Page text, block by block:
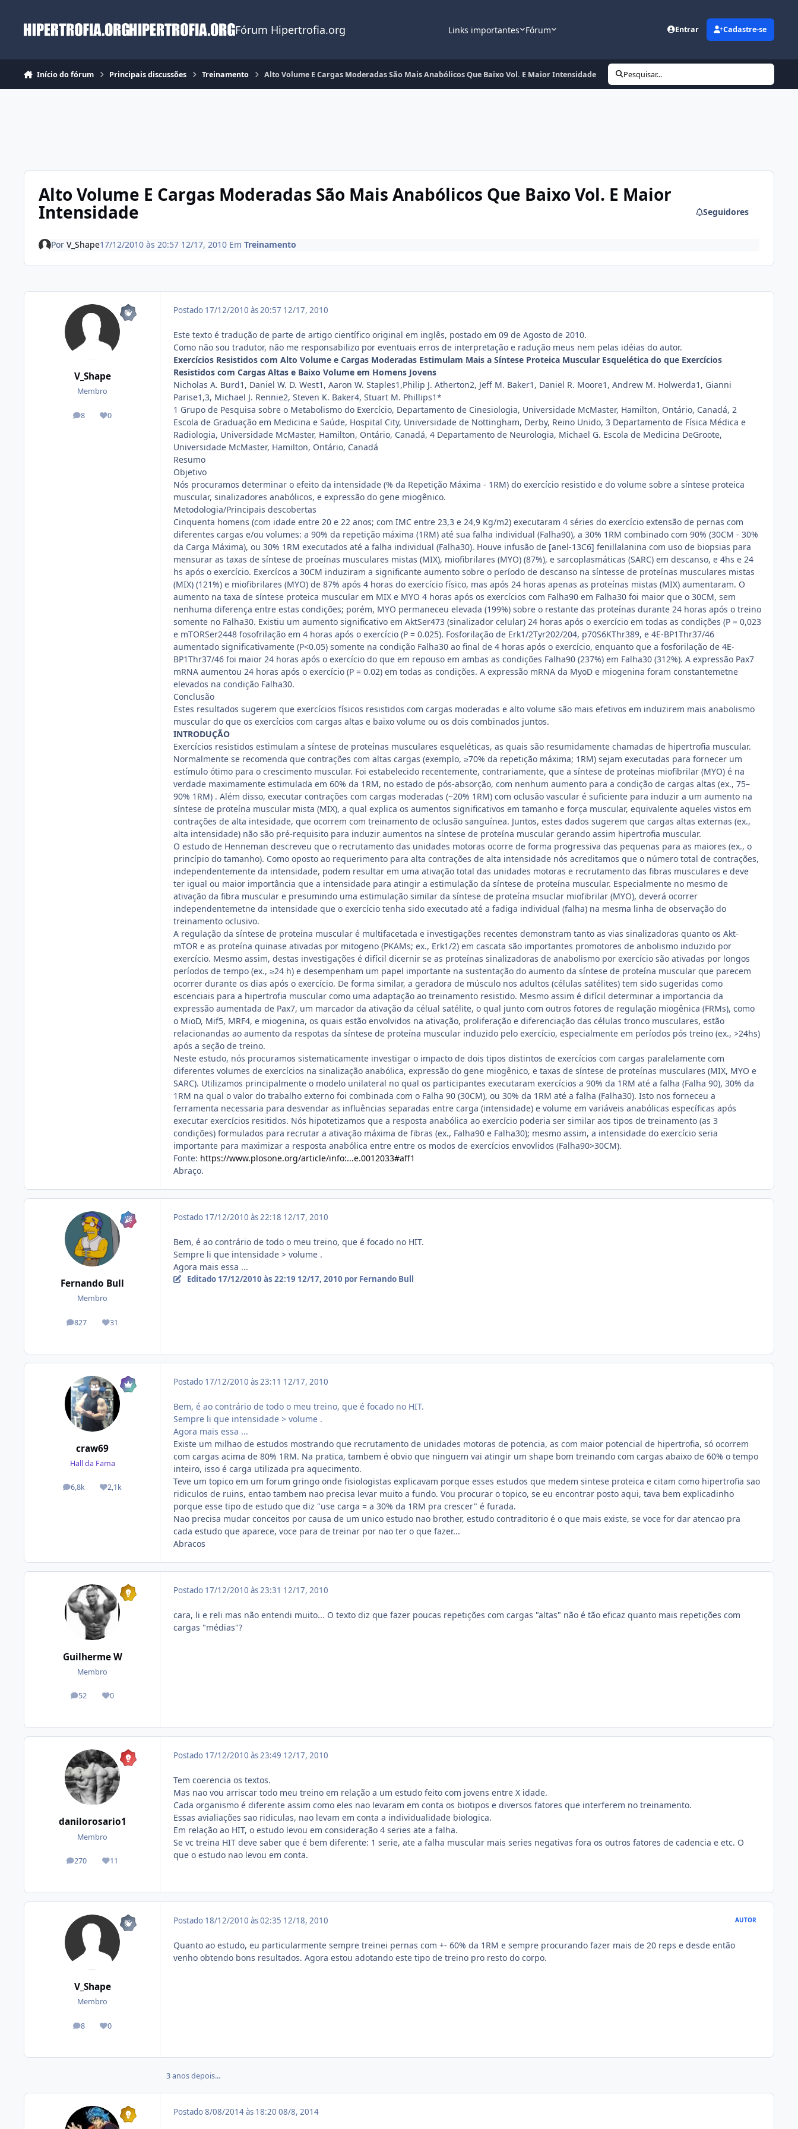
Fórum Hipertrofia.org Links importantes Fórum Entrar Cadastre-se
Início do fórum Principais discussões Treinamento Alto Volume E Cargas Moderadas São Mais Anabólicos Que Baixo Vol. E Maior Intensidade Pesquisar...
Alto Volume E Cargas Moderadas São Mais Anabólicos Que Baixo Vol. E Maior
Intensidade Seguidores
Por V_Shape17/12/2010 às 20:57 12/17, 2010 Em Treinamento
V_Shape
Membro
8
posts 0
Reputação
Postado 17/12/2010 às 20:57 12/17, 2010
Este texto é tradução de parte de artigo científico original em inglês, postado em 09 de Agosto de 2010.
Como não sou tradutor, não me responsabilizo por eventuais erros de interpretação e radução meus nem pelas idéias do autor.
Exercícios Resistidos com Alto Volume e Cargas Moderadas Estimulam Mais a Síntese Proteica Muscular Esquelética do que Exercícios
Resistidos com Cargas Altas e Baixo Volume em Homens Jovens
Nicholas A. Burd1, Daniel W. D. West1, Aaron W. Staples1,Philip J. Atherton2, Jeff M. Baker1, Daniel R. Moore1, Andrew M. Holwerda1, Gianni
Parise1,3, Michael J. Rennie2, Steven K. Baker4, Stuart M. Phillips1*
1 Grupo de Pesquisa sobre o Metabolismo do Exercício, Departamento de Cinesiologia, Universidade McMaster, Hamilton, Ontário, Canadá, 2
Escola de Graduação em Medicina e Saúde, Hospital City, Universidade de Nottingham, Derby, Reino Unido, 3 Departamento de Física Médica e
Radiologia, Universidade McMaster, Hamilton, Ontário, Canadá, 4 Departamento de Neurologia, Michael G. Escola de Medicina DeGroote,
Universidade McMaster, Hamilton, Ontário, Canadá
Resumo
Objetivo
Nós procuramos determinar o efeito da intensidade (% da Repetição Máxima - 1RM) do exercício resistido e do volume sobre a síntese proteica
muscular, sinalizadores anabólicos, e expressão do gene miogênico.
Metodologia/Principais descobertas
Cinquenta homens (com idade entre 20 e 22 anos; com IMC entre 23,3 e 24,9 Kg/m2) executaram 4 séries do exercício extensão de pernas com
diferentes cargas e/ou volumes: a 90% da repetição máxima (1RM) até sua falha individual (Falha90), a 30% 1RM combinado com 90% (30CM - 30%
da Carga Máxima), ou 30% 1RM executados até a falha individual (Falha30). Houve infusão de [anel-13C6] fenillalanina com uso de biopsias para
mensurar as taxas de síntese de proeínas musculares mistas (MIX), miofibrilares (MYO) (87%), e sarcoplasmáticas (SARC) em descanso, e 4hs e 24
hs após o exercício. Exercícos a 30CM induziram a significante aumento sobre o período de descanso na síntesse de proteínas musculares mistas
(MIX) (121%) e miofibrilares (MYO) de 87% após 4 horas do exercício físico, mas após 24 horas apenas as proteínas mistas (MIX) aumentaram. O
aumento na taxa de síntese proteica muscular em MIX e MYO 4 horas após os exercícios com Falha90 em Falha30 foi maior que o 30CM, sem
nenhuma diferença entre estas condições; porém, MYO permaneceu elevada (199%) sobre o restante das proteínas durante 24 horas após o treino
somente no Falha30. Existiu um aumento significativo em AktSer473 (sinalizador celular) 24 horas após o exercício em todas as condições (P = 0,023
e mTORSer2448 fosofrilação em 4 horas após o exercício (P = 0.025). Fosforilação de Erk1/2Tyr202/204, p70S6KThr389, e 4E-BP1Thr37/46
aumentado significativamente (P<0.05) somente na condição Falha30 ao final de 4 horas após o exercício, enquanto que a fosforilação de 4E-
BP1Thr37/46 foi maior 24 horas após o exercício do que em repouso em ambas as condições Falha90 (237%) em Falha30 (312%). A expressão Pax7
mRNA aumentou 24 horas após o exercício (P = 0.02) em todas as condições. A expressão mRNA da MyoD e miogenina foram constantemetne
elevados na condição Falha30.
Conclusão
Estes resultados sugerem que exercícios físicos resistidos com cargas moderadas e alto volume são mais efetivos em induzirem mais anabolismo
muscular do que os exercícios com cargas altas e baixo volume ou os dois combinados juntos.
INTRODUÇÃO
Exercícios resistidos estimulam a síntese de proteínas musculares esqueléticas, as quais são resumidamente chamadas de hipertrofia muscular.
Normalmente se recomenda que contrações com altas cargas (exemplo, ≥70% da repetição máxima; 1RM) sejam executadas para fornecer um
estímulo ótimo para o crescimento muscular. Foi estabelecido recentemente, contrariamente, que a síntese de proteínas miofibrilar (MYO) é na
verdade maximamente estimulada em 60% da 1RM, no estado de pós-absorção, com nenhum aumento para a condição de cargas altas (ex., 75–
90% 1RM) . Além disso, executar contrações com cargas moderadas (~20% 1RM) com oclusão vascular é suficiente para induzir a um aumento na
síntese de proteína muscular mista (MIX), a qual explica os aumentos significativos em tamanho e força muscular, equivalente aqueles vistos em
contrações de alta intesidade, que ocorrem com treinamento de oclusão sanguínea. Juntos, estes dados sugerem que cargas altas externas (ex.,
alta intensidade) não são pré-requisito para induzir aumentos na síntese de proteína muscular gerando assim hipertrofia muscular.
O estudo de Henneman descreveu que o recrutamento das unidades motoras ocorre de forma progressiva das pequenas para as maiores (ex., o
princípio do tamanho). Como oposto ao requerimento para alta contrações de alta intensidade nós acreditamos que o número total de contrações,
independentemente da intensidade, podem resultar em uma ativação total das unidades motoras e recrutamento das fibras musculares e deve
ter igual ou maior importância que a intensidade para atingir a estimulação da síntese de proteína muscular. Especialmente no mesmo de
ativação da fibra muscular e presumindo uma estimulação similar da síntese de proteína msuclar miofibrilar (MYO), deverá ocorrer
independentemetne da intensidade que o exercício tenha sido executado até a fadiga individual (falha) na mesma linha de observação do
treinamento oclusivo.
A regulação da síntese de proteína muscular é multifacetada e investigações recentes demonstram tanto as vias sinalizadoras quanto os Akt-
mTOR e as proteína quinase ativadas por mitogeno (PKAMs; ex., Erk1/2) em cascata são importantes promotores de anbolismo induzido por
exercício. Mesmo assim, destas investigações é difícil dicernir se as proteínas sinalizadoras de anabolismo por exercício são ativadas por longos
períodos de tempo (ex., ≥24 h) e desempenham um papel importante na sustentação do aumento da síntese de proteína muscular que parecem
ocorrer durante os dias após o exercício. De forma similar, a geradora de músculo nos adultos (células satélites) tem sido sugeridas como
escenciais para a hipertrofia muscular como uma adaptação ao treinamento resistido. Mesmo assim é difícil determinar a importancia da
expressão aumentada de Pax7, um marcador da ativação da célual satélite, o qual junto com outros fotores de regulação miogênica (FRMs), como
o MioD, Mif5, MRF4, e miogenina, os quais estão envolvidos na ativação, proliferação e diferenciação das células tronco musculares, estão
relacionandas ao aumento da respotas da síntese de proteína muscular induzido pelo exercício, especialmente em períodos pós treino (ex., >24hs)
após a seção de treino.
Neste estudo, nós procuramos sistematicamente investigar o impacto de dois tipos distintos de exercícios com cargas paralelamente com
diferentes volumes de exercícios na sinalização anabólica, expressão do gene miogênico, e taxas de síntese de proteínas musculares (MIX, MYO e
SARC). Utilizamos principalmente o modelo unilateral no qual os participantes executaram exercícios a 90% da 1RM até a falha (Falha 90), 30% da
1RM na qual o valor do trabalho externo foi combinada com o Falha 90 (30CM), ou 30% da 1RM até a falha (Falha30). Isto nos forneceu a
ferramenta necessaria para desvendar as influências separadas entre carga (intensidade) e volume em variáveis anabólicas específicas após
executar exercícios resitidos. Nós hipotetizamos que a resposta anabólica ao exercício poderia ser similar aos tipos de treinamento (as 3
condições) formulados para recrutar a ativação máxima de fibras (ex., Falha90 e Falha30); mesmo assim, a intensidade do exercício seria
importante para maximizar a resposta anabólica entre entre os modos de exercícios envovlidos (Falha90>30CM).
Fonte: https://www.plosone.org/article/info:...e.0012033#aff1
Abraço.
Fernando Bull
Membro
827
posts 31
Reputação
Postado 17/12/2010 às 22:18 12/17, 2010
Bem, é ao contrário de todo o meu treino, que é focado no HIT.
Sempre li que intensidade > volume .
Agora mais essa ...
Editado 17/12/2010 às 22:19 12/17, 2010 por Fernando Bull
craw69
Hall da Fama
6,8k
posts 2,1k
Reputação
Postado 17/12/2010 às 23:11 12/17, 2010
Bem, é ao contrário de todo o meu treino, que é focado no HIT.
Sempre li que intensidade > volume .
Agora mais essa ...
Existe um milhao de estudos mostrando que recrutamento de unidades motoras de potencia, as com maior potencial de hipertrofia, só ocorrem
com cargas acima de 80% 1RM. Na pratica, tambem é obvio que ninguem vai atingir um shape bom treinando com cargas abaixo de 60% o tempo
inteiro, isso é carga utilizada pra aquecimento.
Teve um topico em um forum gringo onde fisiologistas explicavam porque esses estudos que medem sintese proteica e citam como hipertrofia sao
ridiculos de ruins, entao tambem nao precisa levar muito a fundo. Vou procurar o topico, se eu encontrar posto aqui, tava bem explicadinho
porque esse tipo de estudo que diz "use carga = a 30% da 1RM pra crescer" é furada.
Nao precisa mudar conceitos por causa de um unico estudo nao brother, estudo contraditorio é o que mais existe, se voce for dar atencao pra
cada estudo que aparece, voce para de treinar por nao ter o que fazer...
Abracos
Guilherme W
Membro
52
posts 0
Reputação
Postado 17/12/2010 às 23:31 12/17, 2010
cara, li e reli mas não entendi muito... O texto diz que fazer poucas repetições com cargas "altas" não é tão eficaz quanto mais repetições com
cargas "médias"?
danilorosario1
Membro
270
posts 11
Reputação
Postado 17/12/2010 às 23:49 12/17, 2010
Tem coerencia os textos.
Mas nao vou arriscar todo meu treino em relação a um estudo feito com jovens entre X idade.
Cada organismo é diferente assim como eles nao levaram em conta os biotipos e diversos fatores que interferem no treinamento.
Essas avialiações sao ridiculas, nao levam em conta a individualidade biologica.
Em relação ao HIT, o estudo levou em consideração 4 series ate a falha.
Se vc treina HIT deve saber que é bem diferente: 1 serie, ate a falha muscular mais series negativas fora os outros fatores de cadencia e etc. O
que o estudo nao levou em conta.
V_Shape
Membro
8
posts 0
Reputação
Postado 18/12/2010 às 02:35 12/18, 2010 AUTOR
Quanto ao estudo, eu particularmente sempre treinei pernas com +- 60% da 1RM e sempre procurando fazer mais de 20 reps e desde então
venho obtendo bons resultados. Agora estou adotando este tipo de treino pro resto do corpo.
3 anos depois...
Postado8/08/2014 às 18:20 08/8, 2014